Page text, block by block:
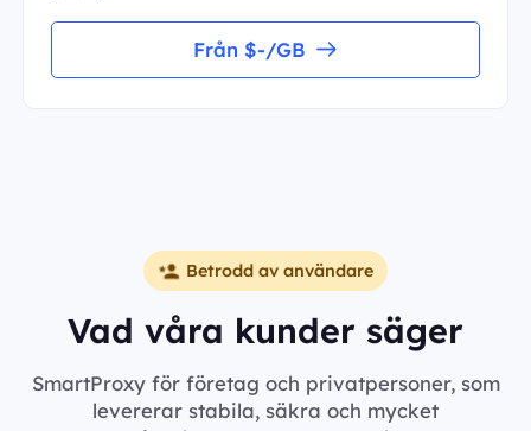
Från $-/GB
Betrodd av användare
Vad våra kunder säger
SmartProxy för företag och privatpersoner, som
levererar stabila, säkra och mycket